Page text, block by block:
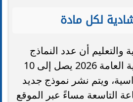
والتعليم أن عدد النماذج
الاسترشادية للثانوية العامة 2026 يصل إلى 10
ويتم نشر نموذج جديد
التاسعة مساءً عبر الموقع